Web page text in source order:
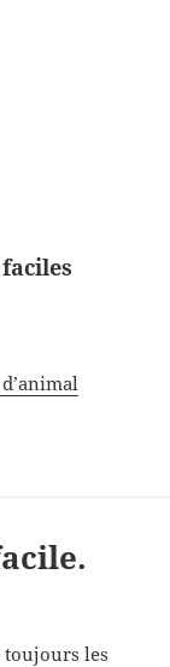
les